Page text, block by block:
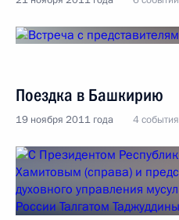
Поездка в Башкирию
19 ноября 2011 года 4 события